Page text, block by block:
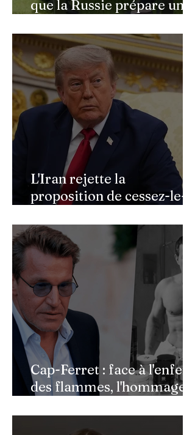
que la Russie prépare une
militaire à l'automne
L'Iran rejette la
proposition de cessez-le-
Cap-Ferret : face à l'enfer
des flammes, l'hommage
héros de l'ombre